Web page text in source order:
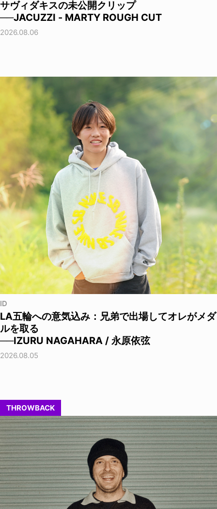
サヴィダキスの未公開クリップ
──JACUZZI - MARTY ROUGH CUT
2026.08.06
ID
LA五輪への意気込み：兄弟で出場してオレがメダ
ルを取る
──IZURU NAGAHARA / 永原依弦
2026.08.05
THROWBACK